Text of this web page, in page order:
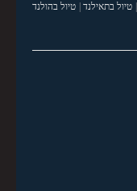
טיול בתאילנד| טיול בהולנד